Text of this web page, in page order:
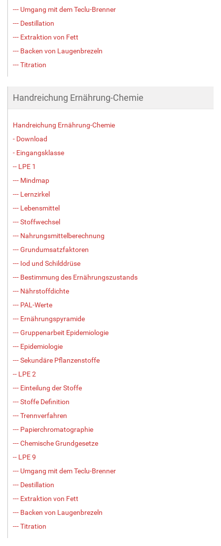
--- Umgang mit dem Teclu-Brenner
--- Destillation
--- Extraktion von Fett
--- Backen von Laugenbrezeln
--- Titration
Handreichung Ernährung-Chemie
Handreichung Ernährung-Chemie
- Download
- Eingangsklasse
-- LPE 1
--- Mindmap
--- Lernzirkel
--- Lebensmittel
--- Stoffwechsel
--- Nahrungsmittelberechnung
--- Grundumsatzfaktoren
--- Iod und Schilddrüse
--- Bestimmung des Ernährungszustands
--- Nährstoffdichte
--- PAL-Werte
--- Ernährungspyramide
--- Gruppenarbeit Epidemiologie
--- Epidemiologie
--- Sekundäre Pflanzenstoffe
-- LPE 2
--- Einteilung der Stoffe
--- Stoffe Definition
--- Trennverfahren
--- Papierchromatographie
--- Chemische Grundgesetze
-- LPE 9
--- Umgang mit dem Teclu-Brenner
--- Destillation
--- Extraktion von Fett
--- Backen von Laugenbrezeln
--- Titration